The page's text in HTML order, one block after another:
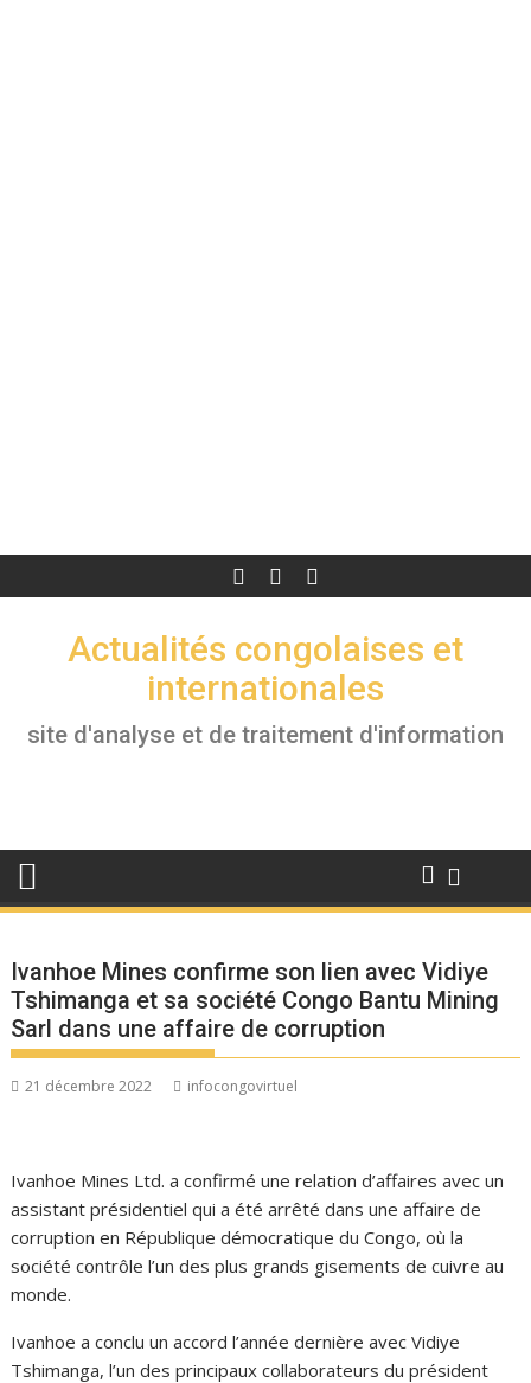
Actualités congolaises et
internationales
site d'analyse et de traitement d'information
Ivanhoe Mines confirme son lien avec Vidiye
Tshimanga et sa société Congo Bantu Mining
Sarl dans une affaire de corruption
21 décembre 2022 infocongovirtuel
Ivanhoe Mines Ltd. a confirmé une relation d’affaires avec un
assistant présidentiel qui a été arrêté dans une affaire de
corruption en République démocratique du Congo, où la
société contrôle l’un des plus grands gisements de cuivre au
monde.
Ivanhoe a conclu un accord l’année dernière avec Vidiye
Tshimanga, l’un des principaux collaborateurs du président